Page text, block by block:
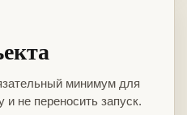
минимум для
и не переносить запуск.